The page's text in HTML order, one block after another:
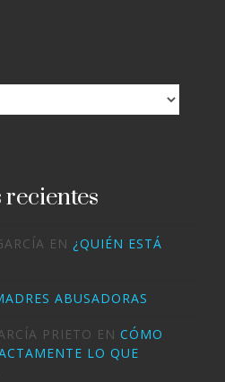
EN ¿QUIÉN ESTÁ
ABUSADORAS
PRIETO EN CÓMO
LO QUE